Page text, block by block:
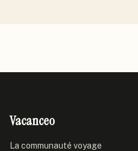
Vacanceo
La communauté voyage